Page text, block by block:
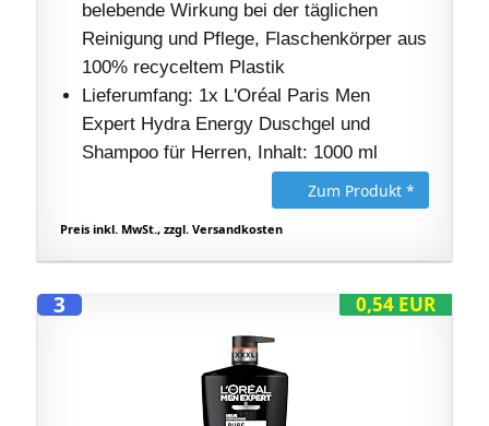
belebende Wirkung bei der täglichen
Reinigung und Pflege, Flaschenkörper aus
100% recyceltem Plastik
Lieferumfang: 1x L'Oréal Paris Men
Expert Hydra Energy Duschgel und
Shampoo für Herren, Inhalt: 1000 ml
Zum Produkt *
Preis inkl. MwSt., zzgl. Versandkosten
0,54 EUR
3